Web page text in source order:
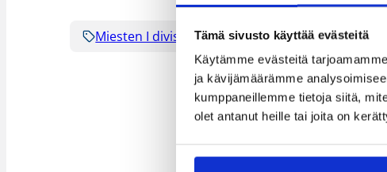
Tämä sivusto käyttää evästeitä
Käytämme evästeitä
ja kävijämäärämme
kumppaneillemme tietoja siitä,
olet antanut heille tai joita on
Miesten I divisioona B